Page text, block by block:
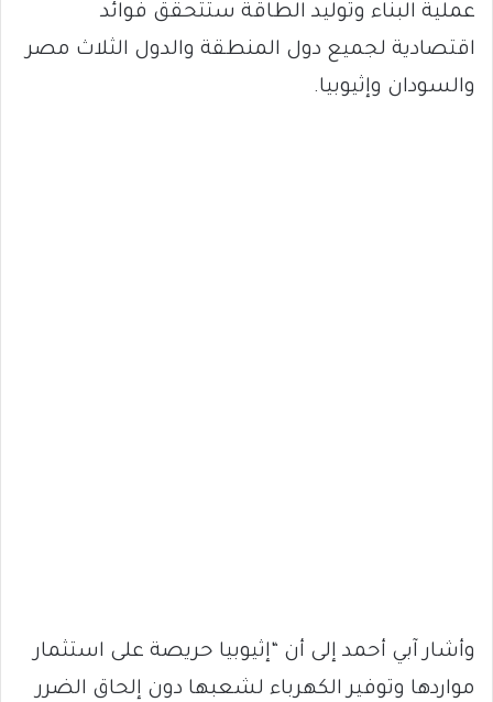
عملية البناء وتوليد الطاقة ستتحقق فوائد
اقتصادية لجميع دول المنطقة والدول الثلاث مصر
والسودان وإثيوبيا.
وأشار آبي أحمد إلى أن “إثيوبيا حريصة على استثمار
مواردها وتوفير الكهرباء لشعبها دون إلحاق الضرر